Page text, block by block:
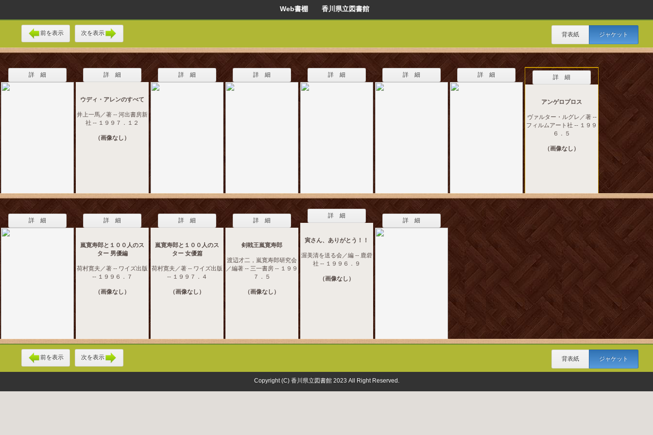
Web書棚 香川県立図書館
前を表示 次を表示 背表紙 ジャケット
詳 細 詳 細
ウディ・アレンのすべて
井上一馬／著 -- 河出書房新
社 -- １９９７．１２
（画像なし）
詳 細 詳 細 詳 細 詳 細 詳 細 詳 細
アンゲロプロス
ヴァルター・ルグレ／著 --
フィルムアート社 -- １９９
６．５
（画像なし）
詳 細 詳 細
嵐寛寿郎と１００人のス
ター 男優編
荷村寛夫／著 -- ワイズ出版
-- １９９６．７
（画像なし）
詳 細
嵐寛寿郎と１００人のス
ター 女優篇
荷村寛夫／著 -- ワイズ出版
-- １９９７．４
（画像なし）
詳 細
剣戟王嵐寛寿郎
渡辺才二，嵐寛寿郎研究会
／編著 -- 三一書房 -- １９９
７．５
（画像なし）
詳 細
寅さん、ありがとう！！
渥美清を送る会／編 -- 鹿砦
社 -- １９９６．９
（画像なし）
詳 細
前を表示 次を表示 背表紙 ジャケット
Copyright (C) 香川県立図書館 2023 All Right Reserved.